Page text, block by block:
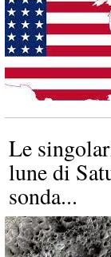
Le
lune di
sonda...